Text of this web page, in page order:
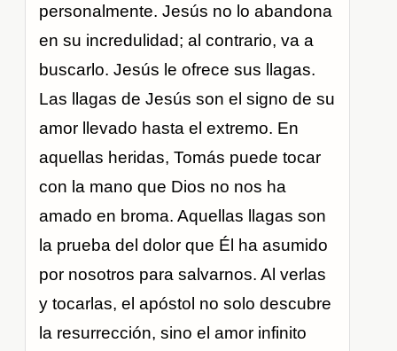
personalmente. Jesús no lo abandona
en su incredulidad; al contrario, va a
buscarlo. Jesús le ofrece sus llagas.
Las llagas de Jesús son el signo de su
amor llevado hasta el extremo. En
aquellas heridas, Tomás puede tocar
con la mano que Dios no nos ha
amado en broma. Aquellas llagas son
la prueba del dolor que Él ha asumido
por nosotros para salvarnos. Al verlas
y tocarlas, el apóstol no solo descubre
la resurrección, sino el amor infinito